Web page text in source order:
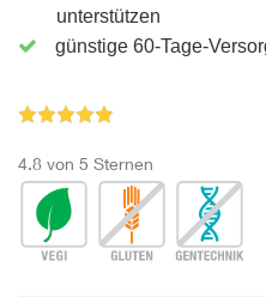
unterstützen
günstige 60-Tage-
4.8 von 5 Sternen